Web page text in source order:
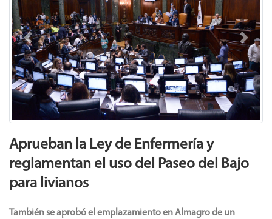
Previous Next
Aprueban la Ley de Enfermería y
reglamentan el uso del Paseo del Bajo
para livianos
También se aprobó el emplazamiento en Almagro de un